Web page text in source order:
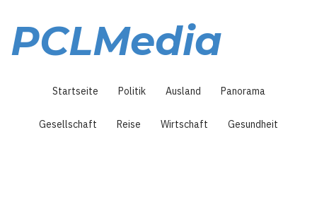
Inhalt
PCLMedia
Startseite Politik Ausland Panorama
Gesellschaft Reise Wirtschaft Gesundheit